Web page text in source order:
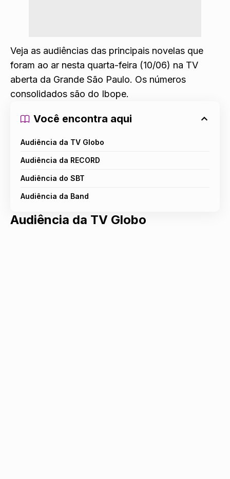
Veja as audiências das principais novelas que
foram ao ar nesta quarta-feira (10/06) na TV
aberta da Grande São Paulo. Os números
consolidados são do Ibope.
Você encontra aqui
Audiência da TV Globo
Audiência da RECORD
Audiência do SBT
Audiência da Band
Audiência da TV Globo